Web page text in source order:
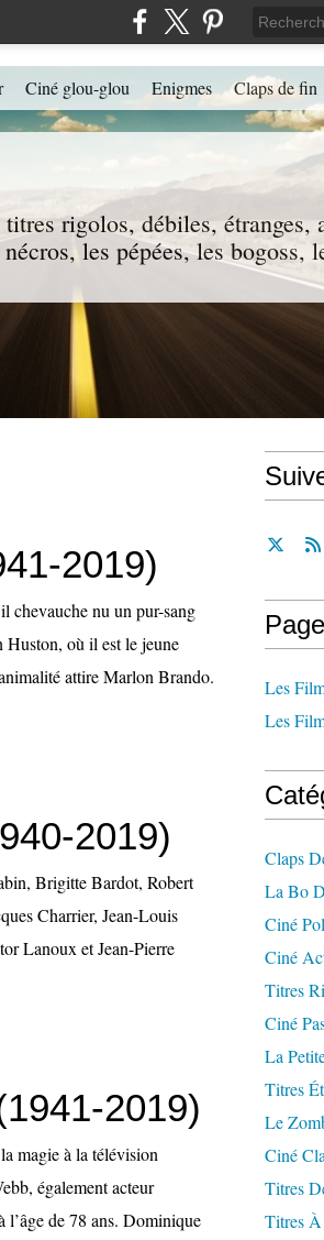
rigolos, débiles, étranges,
les pépées, les bogoss,
Ciné glou-glou Enigmes Claps de fin
2019)
chevauche nu un pur-sang
Huston, où il est le jeune
attire Marlon Brando.
2019)
Brigitte Bardot, Robert
Charrier, Jean-Louis
Lanoux et Jean-Pierre
2019)
magie à la télévision
également acteur
l’âge de 78 ans. Dominique
Les
Les
Claps
La Bo
Ciné
Ciné
Titres
Ciné
La
Titres
Le
Ciné
Titres
Titres